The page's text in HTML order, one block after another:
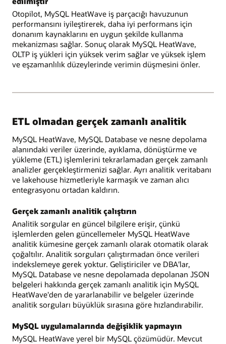
Otopilot, MySQL HeatWave iş parçacığı havuzunun
performansını iyileştirerek, daha iyi performans için
donanım kaynaklarını en uygun şekilde kullanma
mekanizması sağlar. Sonuç olarak MySQL HeatWave,
OLTP iş yükleri için yüksek verim sağlar ve yüksek işlem
ve eşzamanlılık düzeylerinde verimin düşmesini önler.
ETL olmadan gerçek zamanlı analitik
MySQL HeatWave, MySQL Database ve nesne depolama
alanındaki veriler üzerinde, ayıklama, dönüştürme ve
yükleme (ETL) işlemlerini tekrarlamadan gerçek zamanlı
analizler gerçekleştirmenizi sağlar. Ayrı analitik veritabanı
ve lakehouse hizmetleriyle karmaşık ve zaman alıcı
entegrasyonu ortadan kaldırın.
Gerçek zamanlı analitik çalıştırın
Analitik sorgular en güncel bilgilere erişir, çünkü
işlemlerden gelen güncellemeler MySQL HeatWave
analitik kümesine gerçek zamanlı olarak otomatik olarak
çoğaltılır. Analitik sorguları çalıştırmadan önce verileri
indekslemeye gerek yoktur. Geliştiriciler ve DBA'lar,
MySQL Database ve nesne depolamada depolanan JSON
belgeleri hakkında gerçek zamanlı analitik için MySQL
HeatWave'den de yararlanabilir ve belgeler üzerinde
analitik sorguları büyüklük sırasına göre hızlandırabilir.
MySQL uygulamalarında değişiklik yapmayın
MySQL HeatWave yerel bir MySQL çözümüdür. Mevcut